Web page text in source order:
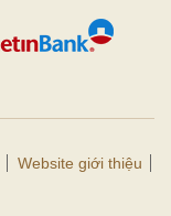
Website giới thiệu